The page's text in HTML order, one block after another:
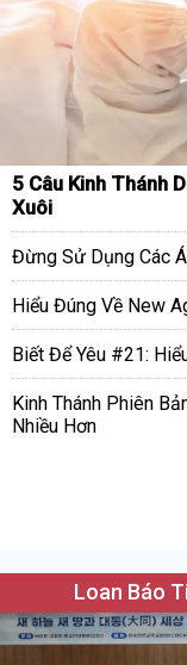
5 Câu Kinh Thánh
Xuôi
Đừng Sử Dụng Các
Hiểu Đúng Về New
Biết Để Yêu #21:
Kinh Thánh Phiên
Nhiều Hơn
Loan Báo